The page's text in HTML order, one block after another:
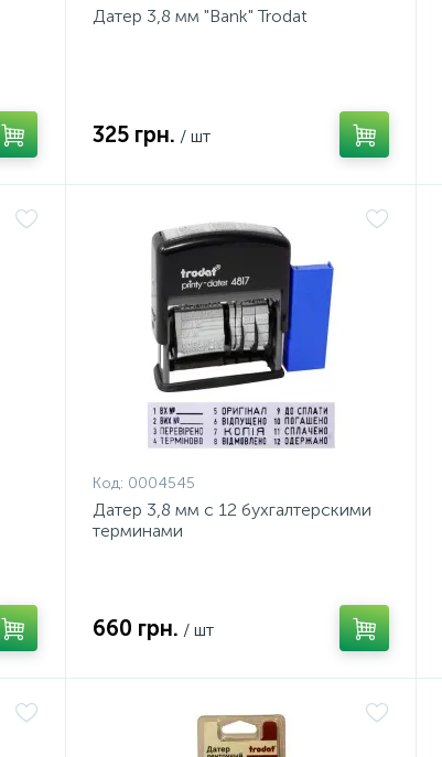
Датер 3,8 мм "Bank" Trodat
325 грн. / шт
Код: 0004545
Датер 3,8 мм с 12 бухгалтерскими
терминами
660 грн. / шт